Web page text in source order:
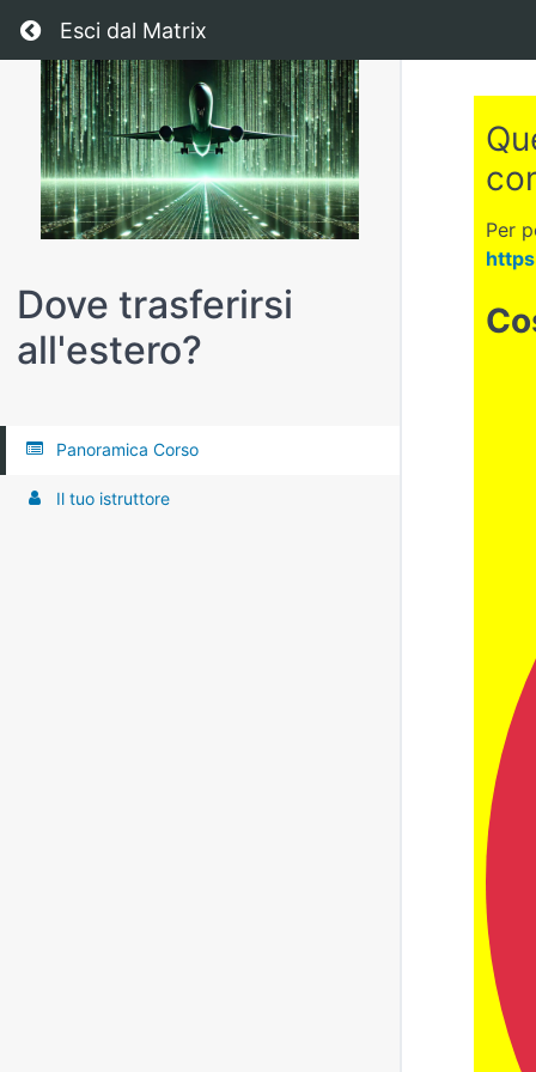
Return to all corsi
Esci dal Matrix
Dove trasferirsi
all'estero?
Panoramica Corso
Il tuo istruttore
Per